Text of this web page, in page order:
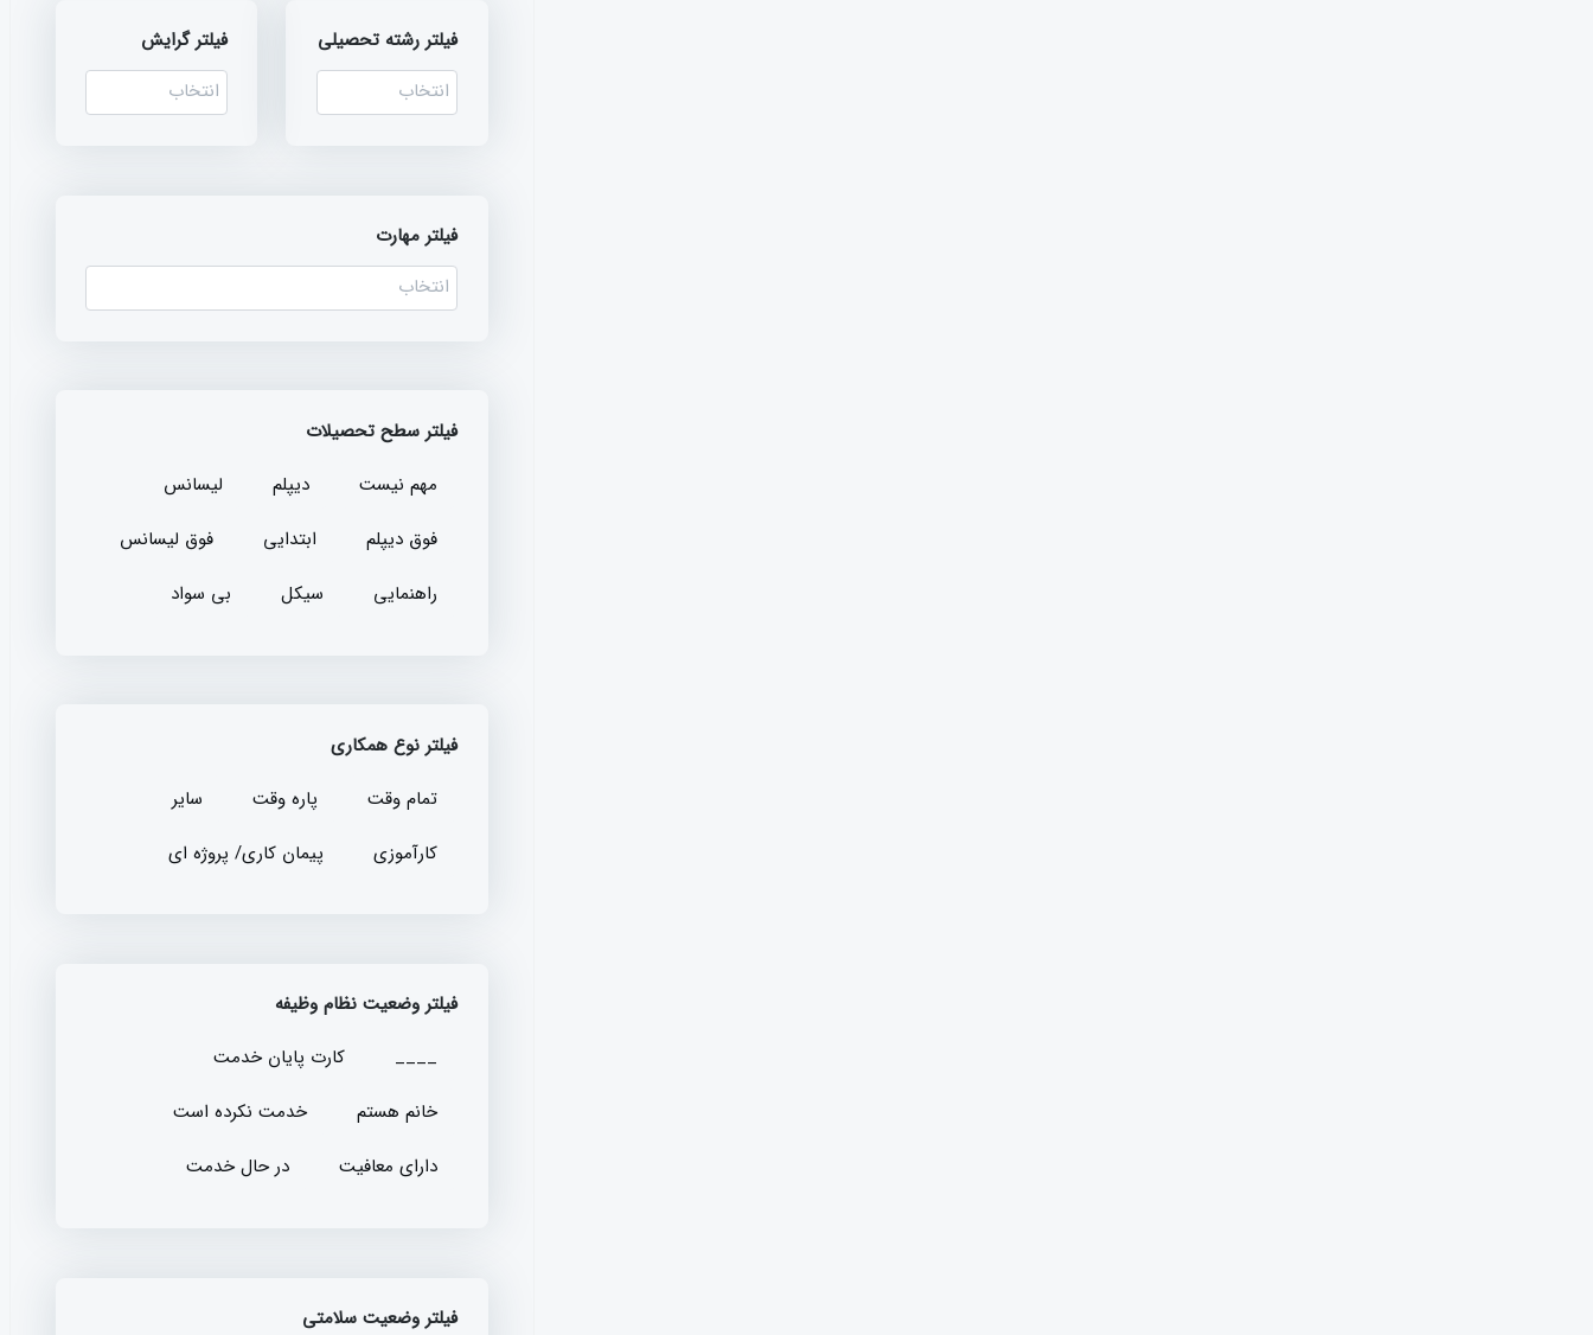
فیلتر رشته تحصیلی فیلتر گرایش
فیلتر مهارت
فیلتر سطح تحصیلات
مهم نیست
دیپلم
لیسانس
فوق دیپلم
ابتدایی
فوق لیسانس
راهنمایی
سیکل بی سواد
فیلتر نوع همکاری
تمام وقت
پاره وقت
سایر
کارآموزی
پیمان کاری/ پروژه ای
فیلتر وضعیت نظام وظیفه
____
کارت پایان خدمت
خانم هستم
خدمت نکرده است
دارای معافیت
در حال خدمت
فیلتر وضعیت سلامتی